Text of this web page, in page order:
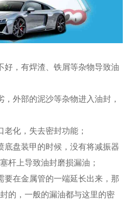
好，有焊渣、铁屑等杂物导致油
外部的泥沙等杂物进入油封，
化，失去密封功能；
底盘装甲的时候，没有将减振器
杆上导致油封磨损漏油；
要在金属管的一端延长出来，那
的，一般的漏油都与这里的密